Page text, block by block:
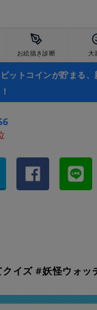
お絵描き診断 大
ットコインが貯まる、
！
イズ #妖怪ウォッ